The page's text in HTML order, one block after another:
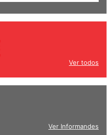
Ver todos
Ver Informandes